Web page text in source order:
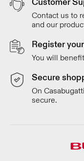
Contact us to
and our
Register
You will
Secure
On
secure.